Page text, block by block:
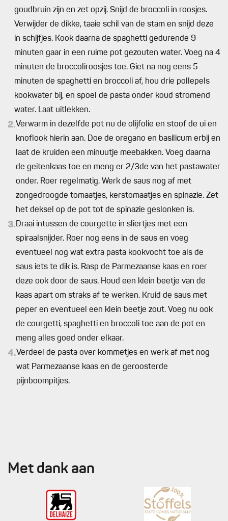
goudbruin zijn en zet opzij. Snijd de broccoli in roosjes.
Verwijder de dikke, taaie schil van de stam en snijd deze
in schijfjes. Kook daarna de spaghetti gedurende 9
minuten gaar in een ruime pot gezouten water. Voeg na 4
minuten de broccoliroosjes toe. Giet na nog eens 5
minuten de spaghetti en broccoli af, hou drie pollepels
kookwater bij, en spoel de pasta onder koud stromend
water. Laat uitlekken.
2.Verwarm in dezelfde pot nu de olijfolie en stoof de ui en
knoflook hierin aan. Doe de oregano en basilicum erbij en
laat de kruiden een minuutje meebakken. Voeg daarna
de geitenkaas toe en meng er 2/3de van het pastawater
onder. Roer regelmatig. Werk de saus nog af met
zongedroogde tomaatjes, kerstomaatjes en spinazie. Zet
het deksel op de pot tot de spinazie geslonken is.
3.Draai intussen de courgette in sliertjes met een
spiraalsnijder. Roer nog eens in de saus en voeg
eventueel nog wat extra pasta kookvocht toe als de
saus iets te dik is. Rasp de Parmezaanse kaas en roer
deze ook door de saus. Houd een klein beetje van de
kaas apart om straks af te werken. Kruid de saus met
peper en eventueel een klein beetje zout. Voeg nu ook
de courgetti, spaghetti en broccoli toe aan de pot en
meng alles goed onder elkaar.
4.Verdeel de pasta over kommetjes en werk af met nog
wat Parmezaanse kaas en de geroosterde
pijnboompitjes.
Met dank aan